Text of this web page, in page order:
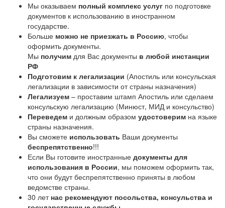
Мы оказываем полный комплекс услуг по подготовке
документов к использованию в иностранном
государстве.
Больше можно не приезжать в Россию, чтобы
оформить документы.
Мы получим для Вас документы в любой инстанции
РФ
Подготовим к легализации (Апостиль или консульская
легализации в зависимости от страны назначения)
Легализуем – проставим штамп Апостиль или сделаем
консульскую легализацию (Минюст, МИД и консульство)
Переведем и должным образом удостоверим на языке
страны назначения.
Вы сможете использовать Ваши документы
беспрепятственно!!!
Если Вы готовите иностранные документы для
использования в России, мы поможем оформить так,
что они будут беспрепятственно приняты в любом
ведомстве страны.
30 лет нас рекомендуют посольства, консульства и